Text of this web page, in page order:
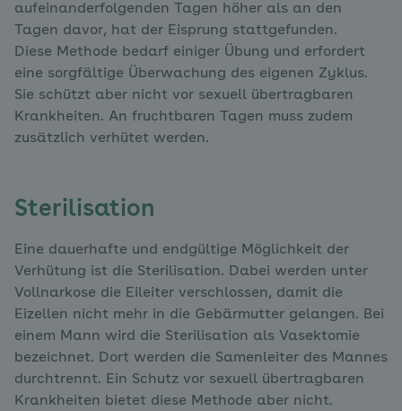
aufeinanderfolgenden Tagen höher als an den
Tagen davor, hat der Eisprung stattgefunden.
Diese Methode bedarf einiger Übung und erfordert
eine sorgfältige Überwachung des eigenen Zyklus.
Sie schützt aber nicht vor sexuell übertragbaren
Krankheiten. An fruchtbaren Tagen muss zudem
zusätzlich verhütet werden.
Sterilisation
Eine dauerhafte und endgültige Möglichkeit der
Verhütung ist die Sterilisation. Dabei werden unter
Vollnarkose die Eileiter verschlossen, damit die
Eizellen nicht mehr in die Gebärmutter gelangen. Bei
einem Mann wird die Sterilisation als Vasektomie
bezeichnet. Dort werden die Samenleiter des Mannes
durchtrennt. Ein Schutz vor sexuell übertragbaren
Krankheiten bietet diese Methode aber nicht.